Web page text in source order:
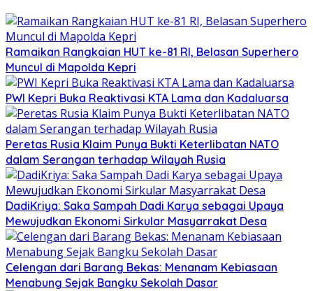
Ramaikan Rangkaian HUT ke-81 RI, Belasan Superhero
Muncul di Mapolda Kepri
PWI Kepri Buka Reaktivasi KTA Lama dan Kadaluarsa
Peretas Rusia Klaim Punya Bukti Keterlibatan NATO
dalam Serangan terhadap Wilayah Rusia
DadiKriya: Saka Sampah Dadi Karya sebagai Upaya
Mewujudkan Ekonomi Sirkular Masyarrakat Desa
Celengan dari Barang Bekas: Menanam Kebiasaan
Menabung Sejak Bangku Sekolah Dasar